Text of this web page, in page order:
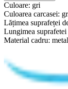
Culoare: gri
Culoarea carcasei:
Lățimea suprafeței
Lungimea
Material cadru: metal